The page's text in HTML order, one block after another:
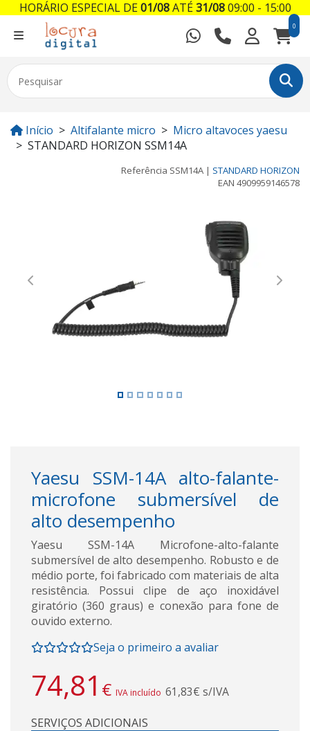
0
Início Altifalante micro
Micro altavoces yaesu
STANDARD HORIZON SSM14A
Referência SSM14A | STANDARD HORIZON
EAN 4909959146578
Previous Next
Yaesu SSM-14A alto-falante-
microfone submersível de
alto desempenho
Yaesu SSM-14A Microfone-alto-falante
submersível de alto desempenho. Robusto e de
médio porte, foi fabricado com materiais de alta
resistência. Possui clipe de aço inoxidável
giratório (360 graus) e conexão para fone de
ouvido externo.
Seja o primeiro a avaliar
74,81 € IVA incluído 61,83€ s/IVA
SERVIÇOS ADICIONAIS
HORÁRIO ESPECIAL DE01/08ATÉ31/0809:00 - 15:00